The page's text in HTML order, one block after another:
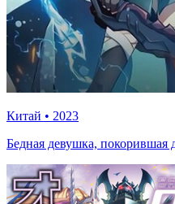
Китай • 2023
Бедная девушка, покорившая